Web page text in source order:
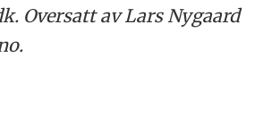
Oversatt av Lars Nygaard